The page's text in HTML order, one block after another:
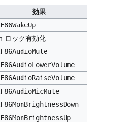
効果
ロック有効化